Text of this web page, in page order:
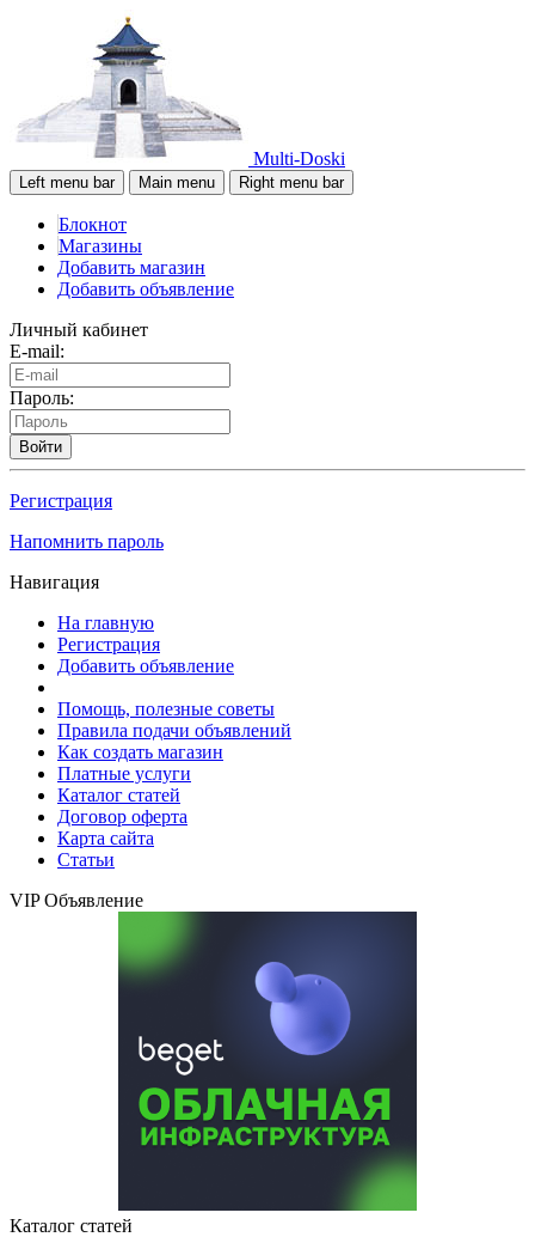
Multi-Doski
Left menu bar Main menu Right menu bar
Блокнот
Магазины
Добавить магазин
Добавить объявление
Личный кабинет
E-mail:
Пароль:
Войти
Регистрация
Напомнить пароль
Навигация
На главную
Регистрация
Добавить объявление
Помощь, полезные советы
Правила подачи объявлений
Как создать магазин
Платные услуги
Каталог статей
Договор оферта
Карта сайта
Статьи
VIP Объявление
Каталог статей